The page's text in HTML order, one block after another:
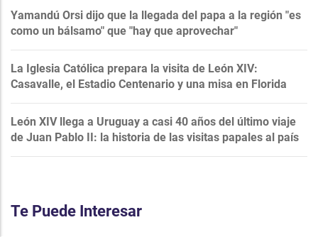
Yamandú Orsi dijo que la llegada del papa a la región "es
como un bálsamo" que "hay que aprovechar"
La Iglesia Católica prepara la visita de León XIV:
Casavalle, el Estadio Centenario y una misa en Florida
León XIV llega a Uruguay a casi 40 años del último viaje
de Juan Pablo II: la historia de las visitas papales al país
Te Puede Interesar